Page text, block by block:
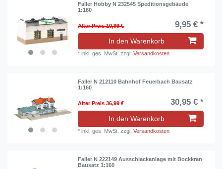
Faller Hobby N 232545 Speditionsgebäude
1:160
Alter Preis 10,99 € 9,95 € *
In den Warenkorb
*inkl. ges. MwSt. zzgl.Versandkosten
Faller N 212110 Bahnhof Feuerbach Bausatz
1:160
Alter Preis 36,99 € 30,95 € *
In den Warenkorb
*inkl. ges. MwSt. zzgl.Versandkosten
Faller N 222149 Ausschlackanlage mit Bockkran
Bausatz 1:160